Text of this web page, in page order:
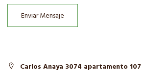
Enviar Mensaje
Carlos Anaya 3074 apartamento 107